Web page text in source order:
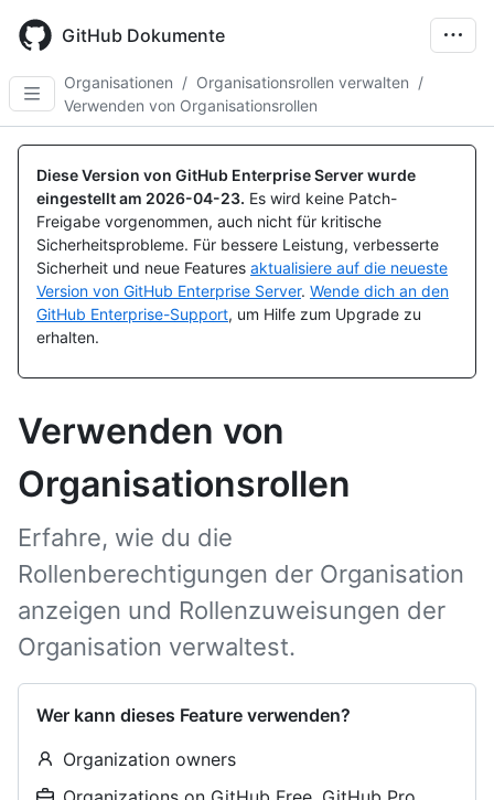
main
content
GitHub Dokumente
Organisationen / Organisationsrollen verwalten /
Verwenden von Organisationsrollen
Diese Version von GitHub Enterprise Server wurde
eingestellt am 2026-04-23. Es wird keine Patch-
Freigabe vorgenommen, auch nicht für kritische
Sicherheitsprobleme. Für bessere Leistung, verbesserte
Sicherheit und neue Features aktualisiere auf die neueste
Version von GitHub Enterprise Server. Wende dich an den
GitHub Enterprise-Support, um Hilfe zum Upgrade zu
erhalten.
Verwenden von
Organisationsrollen
Erfahre, wie du die
Rollenberechtigungen der Organisation
anzeigen und Rollenzuweisungen der
Organisation verwaltest.
Wer kann dieses Feature verwenden?
Organization owners